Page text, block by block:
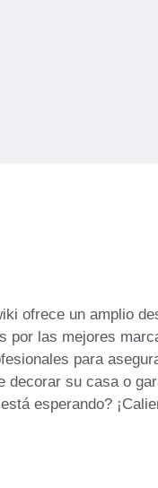
ofrece un amplio
por las mejores
para
su casa o
esperando?